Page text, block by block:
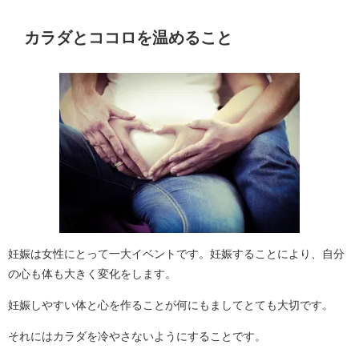
カラダとココロを温めること
妊娠は女性にとって一大イベントです。妊娠することにより、自分
の心も体も大きく変化をします。
妊娠しやすい体と心を作ることが何にもましてとても大切です。
それにはカラダを冷やさないようにすることです。